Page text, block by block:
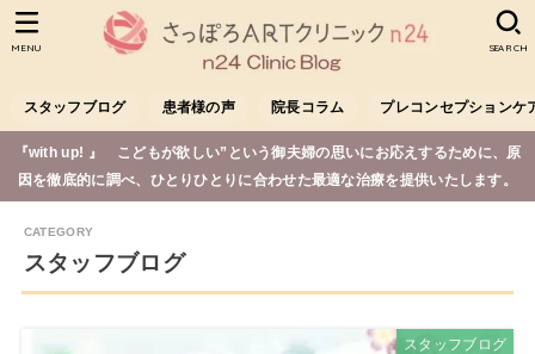
スタッフブログ 患者様の声 院長コラム プレコンセプションケ
SEARCH
MENU
『with up! 』 こどもが欲しい”という御夫婦の思いにお応えするために、原
因を徹底的に調べ、ひとりひとりに合わせた最適な治療を提供いたします。
スタッフブログ
スタッフブログ